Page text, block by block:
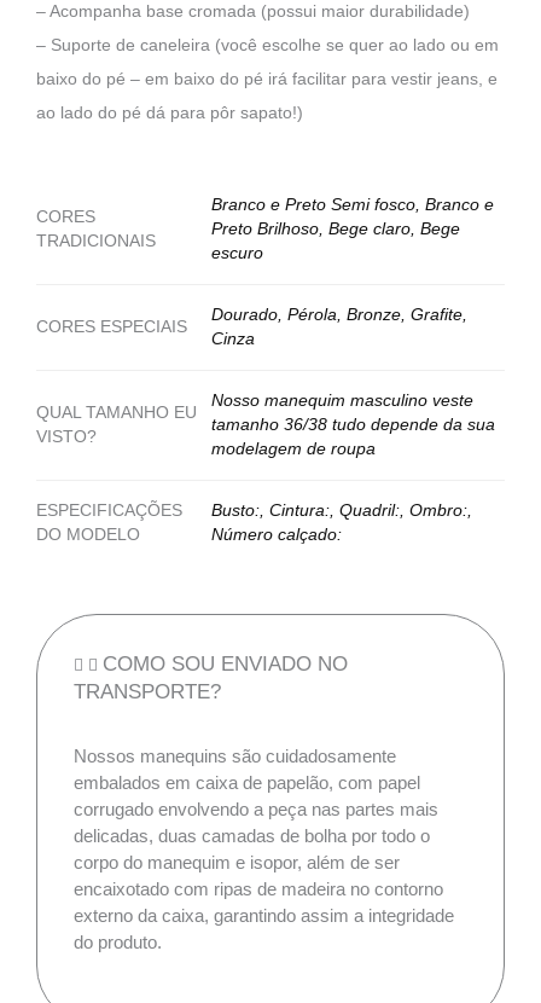
– Acompanha base cromada (possui maior durabilidade)
– Suporte de caneleira (você escolhe se quer ao lado ou em
baixo do pé – em baixo do pé irá facilitar para vestir jeans, e
ao lado do pé dá para pôr sapato!)
CORES
TRADICIONAIS
Branco e Preto Semi fosco, Branco e
Preto Brilhoso, Bege claro, Bege
escuro
CORES ESPECIAIS
Dourado, Pérola, Bronze, Grafite,
Cinza
QUAL TAMANHO EU
VISTO?
Nosso manequim masculino veste
tamanho 36/38 tudo depende da sua
modelagem de roupa
ESPECIFICAÇÕES
DO MODELO
Busto:, Cintura:, Quadril:, Ombro:,
Número calçado:
COMO SOU ENVIADO NO
TRANSPORTE?
Nossos manequins são cuidadosamente
embalados em caixa de papelão, com papel
corrugado envolvendo a peça nas partes mais
delicadas, duas camadas de bolha por todo o
corpo do manequim e isopor, além de ser
encaixotado com ripas de madeira no contorno
externo da caixa, garantindo assim a integridade
do produto.